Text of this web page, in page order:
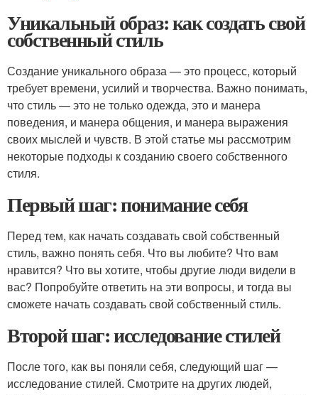
Уникальный образ: как создать свой
собственный стиль
Создание уникального образа — это процесс, который
требует времени, усилий и творчества. Важно понимать,
что стиль — это не только одежда, это и манера
поведения, и манера общения, и манера выражения
своих мыслей и чувств. В этой статье мы рассмотрим
некоторые подходы к созданию своего собственного
стиля.
Первый шаг: понимание себя
Перед тем, как начать создавать свой собственный
стиль, важно понять себя. Что вы любите? Что вам
нравится? Что вы хотите, чтобы другие люди видели в
вас? Попробуйте ответить на эти вопросы, и тогда вы
сможете начать создавать свой собственный стиль.
Второй шаг: исследование стилей
После того, как вы поняли себя, следующий шаг —
исследование стилей. Смотрите на других людей,